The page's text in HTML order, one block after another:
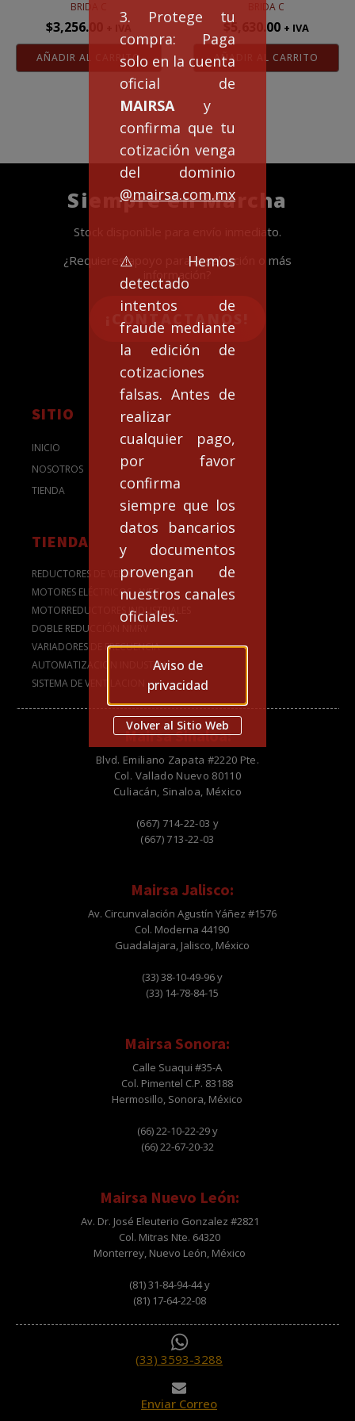
3. Protege tu
compra: Paga
solo en la cuenta
oficial de
MAIRSA y
confirma que tu
cotización venga
del dominio
@mairsa.com.mx
⚠️Hemos
detectado
intentos de
fraude mediante
la edición de
cotizaciones
falsas. Antes de
realizar
cualquier pago,
por favor
confirma
siempre que los
datos bancarios
y documentos
provengan de
nuestros canales
oficiales.
Aviso de
privacidad
Volver al Sitio Web
BRIDA C
$3,256.00
AÑADIR AL CARRITO
BRIDA C
$5,630.00 + IVA
AÑADIR AL CARRITO
Siempre en Marcha
Stock disponible para envío inmediato.
¿Requieres apoyo para la selección o más
información?
¡CONTACTANOS!
SITIO
INICIO
NOSOTROS
TIENDA
TIENDA
REDUCTORES DE VELOCIDAD
MOTORES ELÉCTRICOS - WEG
MOTORREDUCTORES INDUSTRIALES
DOBLE REDUCCIÓN NMRV
VARIADORES DE FRECUENCIA
AUTOMATIZACION INDUSTRIAL
SISTEMA DE VENTILACION
Mairsa Sinaloa:
Blvd. Emiliano Zapata #2220 Pte.
Col. Vallado Nuevo 80110
Culiacán, Sinaloa, México
(667) 714-22-03 y
(667) 713-22-03
Mairsa Jalisco:
Av. Circunvalación Agustín Yáñez #1576
Col. Moderna 44190
Guadalajara, Jalisco, México
(33) 38-10-49-96 y
(33) 14-78-84-15
Mairsa Sonora:
Calle Suaqui #35-A
Col. Pimentel C.P. 83188
Hermosillo, Sonora, México
(66) 22-10-22-29 y
(66) 22-67-20-32
Mairsa Nuevo León:
Av. Dr. José Eleuterio Gonzalez #2821
Col. Mitras Nte. 64320
Monterrey, Nuevo León, México
(81) 31-84-94-44 y
(81) 17-64-22-08
(33) 3593-3288
Enviar Correo